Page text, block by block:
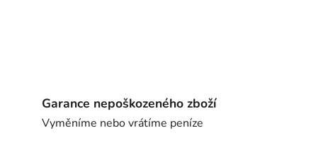
Garance nepoškozeného zboží
Vyměníme nebo vrátíme peníze